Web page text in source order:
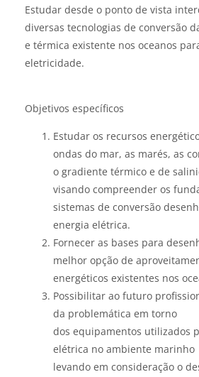
Estudar desde o ponto de vista
diversas tecnologias de conversão
e térmica existente nos oceanos
eletricidade.
Objetivos específicos
Estudar os recursos
ondas do mar, as marés, as
o gradiente térmico e de
visando compreender os
sistemas de conversão
energia elétrica.
Fornecer as bases para
melhor opção de
energéticos existentes nos
Possibilitar ao futuro
da problemática em torno
dos equipamentos utilizados
elétrica no ambiente marinho
levando em consideração o